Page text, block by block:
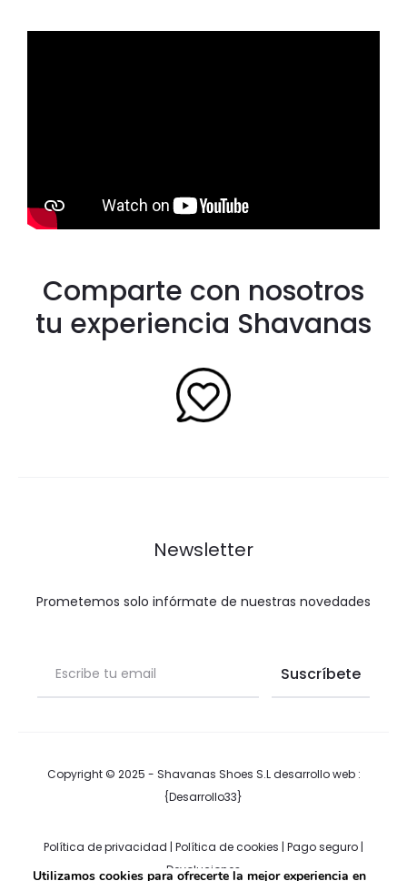
Comparte con nosotros
tu experiencia Shavanas
Newsletter
Prometemos solo infórmate de nuestras novedades
Copyright © 2025 - Shavanas Shoes S.L desarrollo web :
{Desarrollo33}
Política de privacidad | Política de cookies | Pago seguro |
Devoluciones
Utilizamos cookies para ofrecerte la mejor experiencia en